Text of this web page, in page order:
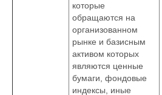
которые
обращаются на
организованном
рынке и базисным
активом которых
являются ценные
бумаги, фондовые
индексы, иные